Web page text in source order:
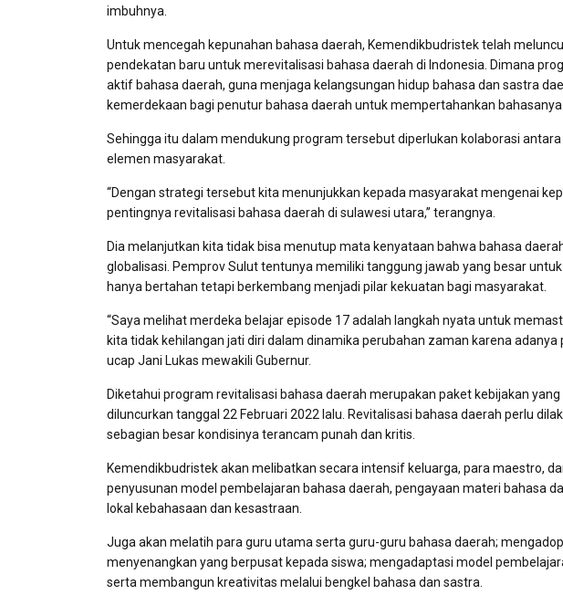
imbuhnya.
Untuk mencegah kepunahan bahasa daerah, Kemendikbudristek telah
pendekatan baru untuk merevitalisasi bahasa daerah di Indonesia. Dimana
aktif bahasa daerah, guna menjaga kelangsungan hidup bahasa dan sastra
kemerdekaan bagi penutur bahasa daerah untuk mempertahankan bahasanya.
Sehingga itu dalam mendukung program tersebut diperlukan kolaborasi
elemen masyarakat.
“Dengan strategi tersebut kita menunjukkan kepada masyarakat mengenai
pentingnya revitalisasi bahasa daerah di sulawesi utara,” terangnya.
Dia melanjutkan kita tidak bisa menutup mata kenyataan bahwa bahasa
globalisasi. Pemprov Sulut tentunya memiliki tanggung jawab yang besar
hanya bertahan tetapi berkembang menjadi pilar kekuatan bagi masyarakat.
“Saya melihat merdeka belajar episode 17 adalah langkah nyata untuk
kita tidak kehilangan jati diri dalam dinamika perubahan zaman karena
ucap Jani Lukas mewakili Gubernur.
Diketahui program revitalisasi bahasa daerah merupakan paket kebijakan
diluncurkan tanggal 22 Februari 2022 lalu. Revitalisasi bahasa daerah perlu
sebagian besar kondisinya terancam punah dan kritis.
Kemendikbudristek akan melibatkan secara intensif keluarga, para maestro,
penyusunan model pembelajaran bahasa daerah, pengayaan materi bahasa
lokal kebahasaan dan kesastraan.
Juga akan melatih para guru utama serta guru-guru bahasa daerah;
menyenangkan yang berpusat kepada siswa; mengadaptasi model
serta membangun kreativitas melalui bengkel bahasa dan sastra.